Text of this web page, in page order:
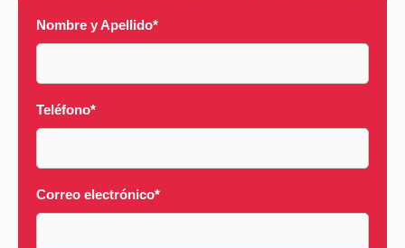
Nombre y Apellido*
Teléfono*
Correo electrónico*